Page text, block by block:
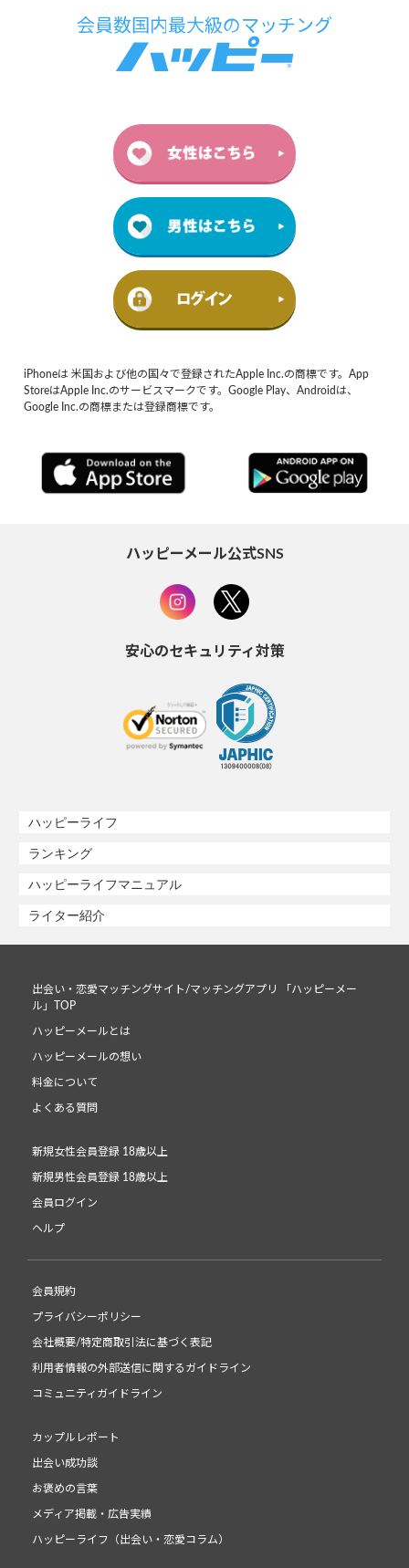
iPhoneは 米国および他の国々で登録されたApple Inc.の商標です。App
StoreはApple Inc.のサービスマークです。Google Play、Androidは、
Google Inc.の商標または登録商標です。
ハッピーメール公式SNS
安心のセキュリティ対策
ハッピーライフ
ランキング
ハッピーライフマニュアル
ライター紹介
出会い・恋愛マッチングサイト/マッチングアプリ 「ハッピーメー
ル」TOP
ハッピーメールとは
ハッピーメールの想い
料金について
よくある質問
新規女性会員登録 18歳以上
新規男性会員登録 18歳以上
会員ログイン
ヘルプ
会員規約
プライバシーポリシー
会社概要/特定商取引法に基づく表記
利用者情報の外部送信に関するガイドライン
コミュニティガイドライン
カップルレポート
出会い成功談
お褒めの言葉
メディア掲載・広告実績
ハッピーライフ（出会い・恋愛コラム）